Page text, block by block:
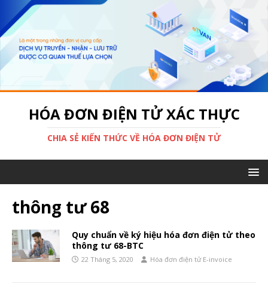
HÓA ĐƠN ĐIỆN TỬ XÁC THỰC
CHIA SẺ KIẾN THỨC VỀ HÓA ĐƠN ĐIỆN TỬ
thông tư 68
Quy chuẩn về ký hiệu hóa đơn điện tử theo
thông tư 68-BTC
22 Tháng 5, 2020 Hóa đơn điện tử E-invoice